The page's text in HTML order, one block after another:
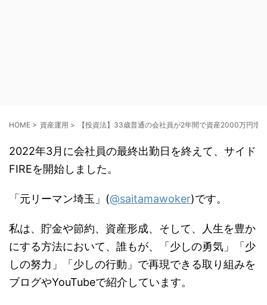
HOME > 資産運用 > 【投資法】33歳普通の会社員が2年間で資産2000万円増
2022年3月に会社員の最終出勤日を終えて、サイド
FIREを開始しました。
「元リーマン埼玉」(@saitamawoker)です。
私は、貯金や節約、資産形成、そして、人生を豊か
にする方法において、誰もが、「少しの勇気」「少
しの努力」「少しの行動」で再現できる取り組みを
ブログやYouTubeで紹介しています。